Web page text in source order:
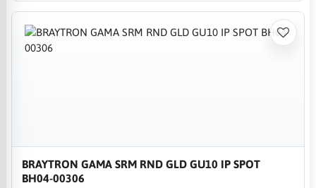
BRAYTRON GAMA SRM RND GLD GU10 IP SPOT
BH04-00306